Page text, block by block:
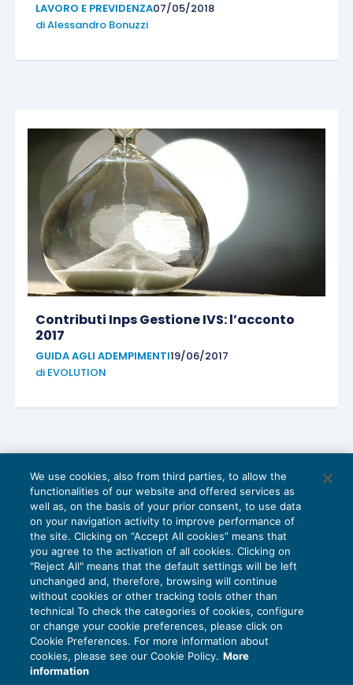
LAVORO E PREVIDENZA07/05/2018
diAlessandro Bonuzzi
Contributi Inps Gestione IVS: l’acconto
2017
GUIDA AGLI ADEMPIMENTI19/06/2017
di EVOLUTION
Il secondo acconto per l’anno 2016 dei
We use cookies, also from third parties, to allow the
functionalities of our website and offered services as
well as, on the basis of your prior consent, to use data
on your navigation activity to improve performance of
the site. Clicking on “Accept All cookies” means that
you agree to the activation of all cookies. Clicking on
"Reject All" means that the default settings will be left
unchanged and, therefore, browsing will continue
without cookies or other tracking tools other than
technical To check the categories of cookies, configure
or change your cookie preferences, please click on
Cookie Preferences. For more information about
cookies, please see our Cookie Policy. More
information